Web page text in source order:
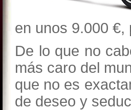
en unos 9.000
De lo que no
más caro del
que no es
de deseo y